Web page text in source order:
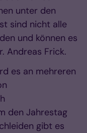
unter den
sind nicht alle
und können es
Andreas Frick.
es an mehreren
den Jahrestag
gibt es